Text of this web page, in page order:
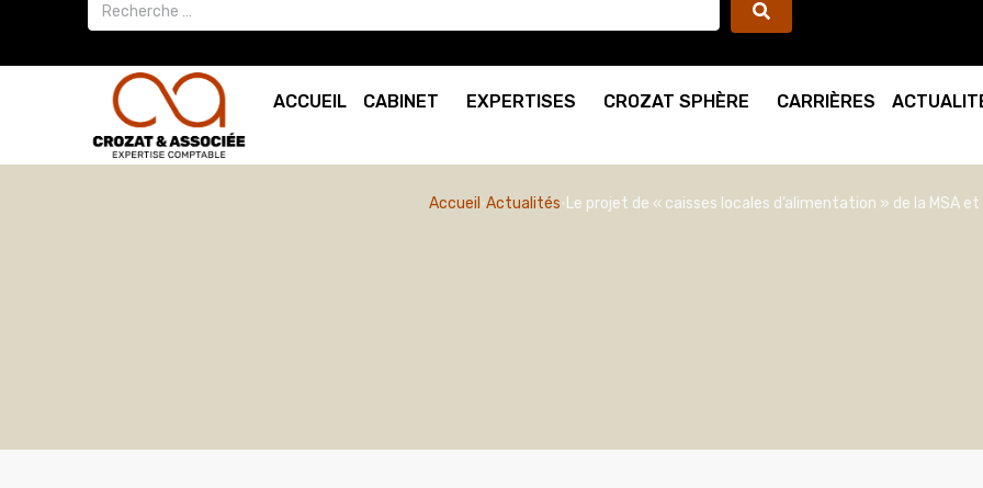
ACCUEIL CABINET EXPERTISES CROZAT SPHÈRE CARRIÈRES
Accueil Actualités Le projet de « caisses locales d’alimentation » de la MSA